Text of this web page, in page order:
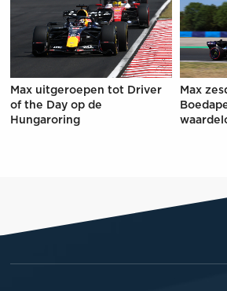
Max uitgeroepen tot Driver
of the Day op de
Hungaroring
Max